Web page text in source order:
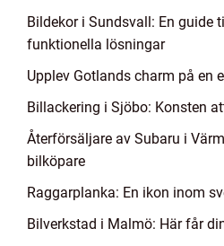
Bildekor i Sundsvall: En guide
funktionella lösningar
Upplev Gotlands charm på en
Billackering i Sjöbo: Konsten
Återförsäljare av Subaru i
bilköpare
Raggarplanka: En ikon inom
Bilverkstad i Malmö: Här får